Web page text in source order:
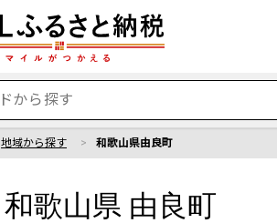
地域から探す 和歌山県由良町
和歌山県 由良町